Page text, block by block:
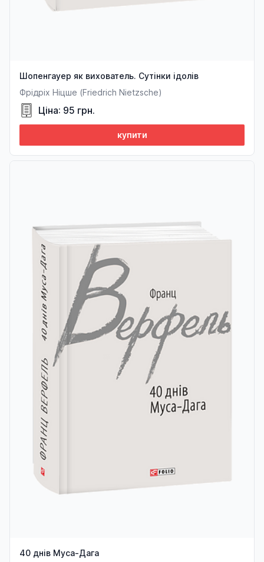
Шопенгауер як вихователь. Сутінки ідолів
Фрідріх Ніцше (Friedrich Nietzsche)
Ціна: 95 грн.
купити
40 днів Муса-Дага